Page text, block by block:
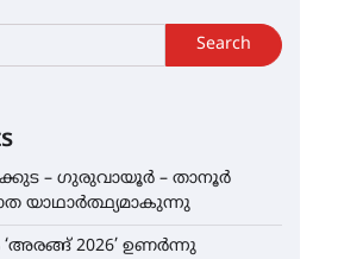
Search
– ഗുരുവായൂർ – താനൂർ
യാഥാർത്ഥ്യമാകുന്നു
‘അരങ്ങ് 2026’ ഉണർന്നു